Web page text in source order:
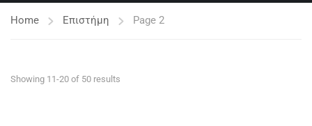
Home Επιστήμη Page 2
Showing 11-20 of 50 results